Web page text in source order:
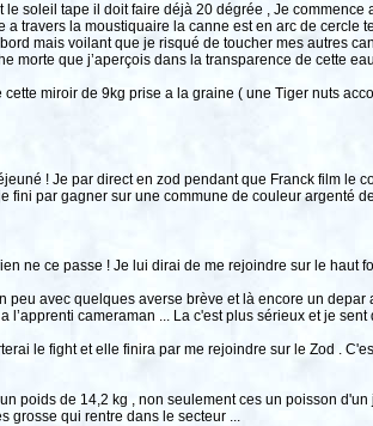
soleil tape il doit faire déjà 20 dégrée , Je
travers la moustiquaire la canne est en arc de cercle
mais voilant que je risqué de toucher mes autres
morte que j’aperçois dans la transparence de cette
miroir de 9kg prise a la graine ( une Tiger nuts
! Je par direct en zod pendant que Franck film le
fini par gagner sur une commune de couleur argenté
ne ce passe ! Je lui dirai de me rejoindre sur le haut
peu avec quelques averse brève et là encore un
cameraman ... La c'est plus sérieux et je
le fight et elle finira par me rejoindre sur le Zod .
poids de 14,2 kg , non seulement ces un poisson
grosse qui rentre dans le secteur ...